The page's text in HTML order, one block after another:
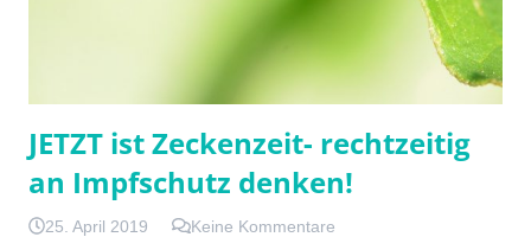
JETZT ist Zeckenzeit- rechtzeitig
an Impfschutz denken!
25. April 2019 Keine Kommentare